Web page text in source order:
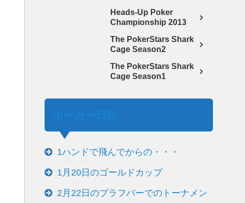
Heads-Up Poker
Championship 2013
The PokerStars Shark
Cage Season2
The PokerStars Shark
Cage Season1
1ハンドで飛んでからの・・・
1月20日のゴールドカップ
2月22日のブラフバーでのトーナメン